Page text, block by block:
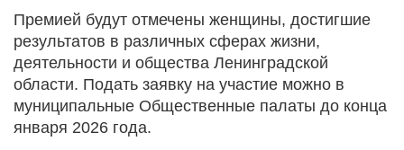
Премией будут отмечены женщины, достигшие
результатов в различных сферах жизни,
деятельности и общества Ленинградской
области. Подать заявку на участие можно в
муниципальные Общественные палаты до конца
января 2026 года.